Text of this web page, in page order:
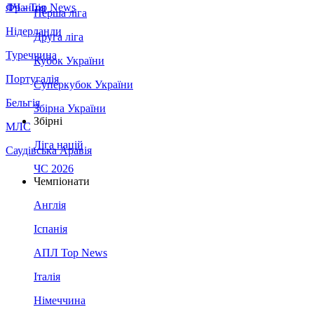
Франція
Нідерланди
Туреччина
Португалія
Бельгія
МЛС
Саудівська Аравія
ЛЧ - Top News
Перша ліга
Друга ліга
Кубок України
Суперкубок України
Збірна України
Збірні
Ліга націй
ЧС 2026
Чемпіонати
Англія
Іспанія
АПЛ Top News
Італія
Німеччина